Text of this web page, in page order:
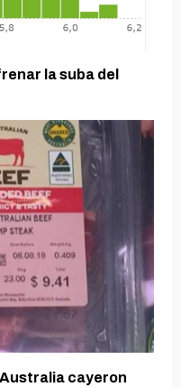
la suba del
cayeron